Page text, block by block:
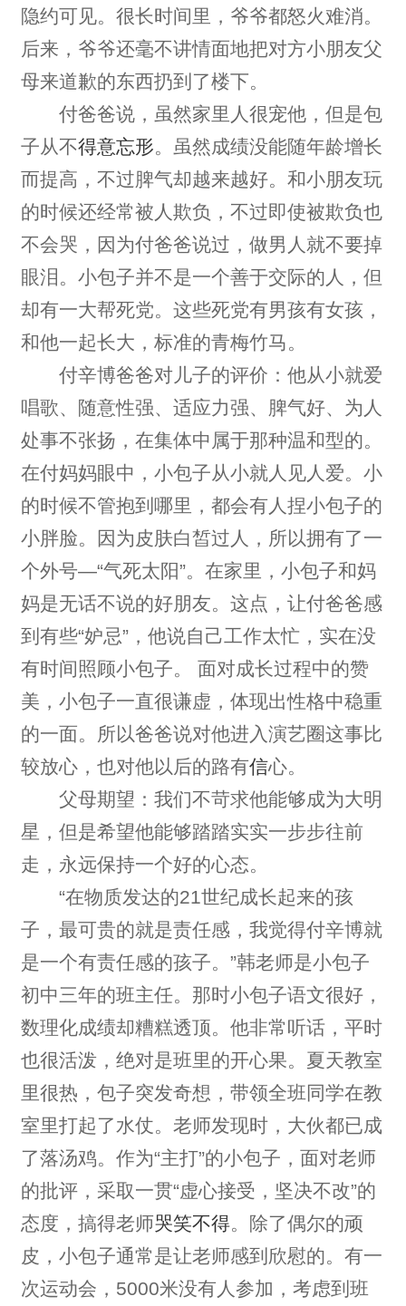
隐约可见。很长时间里，爷爷都怒火难消。
后来，爷爷还毫不讲情面地把对方小朋友父
母来道歉的东西扔到了楼下。
付爸爸说，虽然家里人很宠他，但是包
子从不得意忘形 。虽然成绩没能随年龄增长
而提高，不过脾气却越来越好。和小朋友玩
的时候还经常被人欺负，不过即使被欺负也
不会哭，因为付爸爸说过，做男人就不要掉
眼泪。小包子并不是一个善于交际的人，但
却有一大帮死党。这些死党有男孩有女孩，
和他一起长大，标准的青梅竹马。
付辛博爸爸对儿子的评价：他从小就爱
唱歌、随意性强、适应力强、脾气好、为人
处事不张扬，在集体中属于那种温和型的。
在付妈妈眼中，小包子从小就人见人爱。小
的时候不管抱到哪里，都会有人捏小包子的
小胖脸。因为皮肤白皙过人，所以拥有了一
个外号—“气死太阳”。在家里，小包子和妈
妈是无话不说的好朋友。这点，让付爸爸感
到有些“妒忌”，他说自己工作太忙，实在没
有时间照顾小包子。 面对成长过程中的赞
美，小包子一直很谦虚，体现出性格中稳重
的一面。所以爸爸说对他进入演艺圈这事比
较放心，也对他以后的路有信心。
父母期望：我们不苛求他能够成为大明
星，但是希望他能够踏踏实实一步步往前
走，永远保持一个好的心态。
“在物质发达的21世纪成长起来的孩
子，最可贵的就是责任感，我觉得付辛博就
是一个有责任感的孩子。”韩老师是小包子
初中三年的班主任。那时小包子语文很好，
数理化成绩却糟糕透顶。他非常听话，平时
也很活泼，绝对是班里的开心果。夏天教室
里很热，包子突发奇想，带领全班同学在教
室里打起了水仗。老师发现时，大伙都已成
了落汤鸡。作为“主打”的小包子，面对老师
的批评，采取一贯“虚心接受，坚决不改”的
态度，搞得老师哭笑不得。除了偶尔的顽
皮，小包子通常是让老师感到欣慰的。有一
次运动会，5000米没有人参加，考虑到班